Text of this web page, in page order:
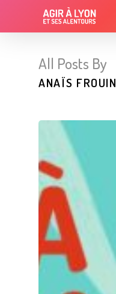
All Posts By
ANAÏS FROUIN